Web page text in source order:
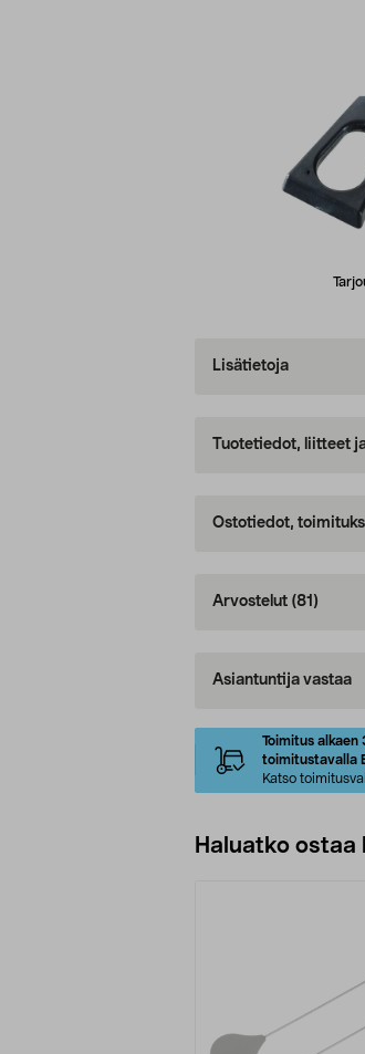
Lisätietoja
Tuotetiedot, liitteet
Ostotiedot,
Arvostelut (81)
Asiantuntija vastaa
Toimitus
toimitustavalla
Katso
Haluatko